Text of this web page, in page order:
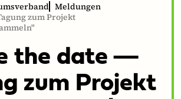
Meldungen
zum Projekt
the date —
zum Pro­jekt